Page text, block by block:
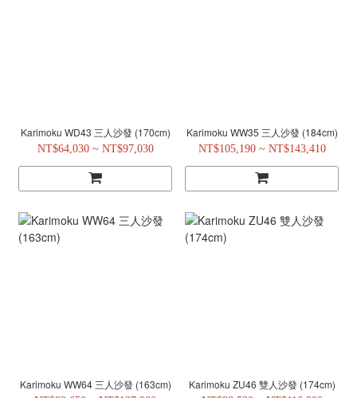
Karimoku WD43 三人沙發 (170cm)
NT$64,030 ~ NT$97,030
Karimoku WW35 三人沙發 (184cm)
NT$105,190 ~ NT$143,410
Karimoku WW64 三人沙發 (163cm) Karimoku ZU46 雙人沙發 (174cm)